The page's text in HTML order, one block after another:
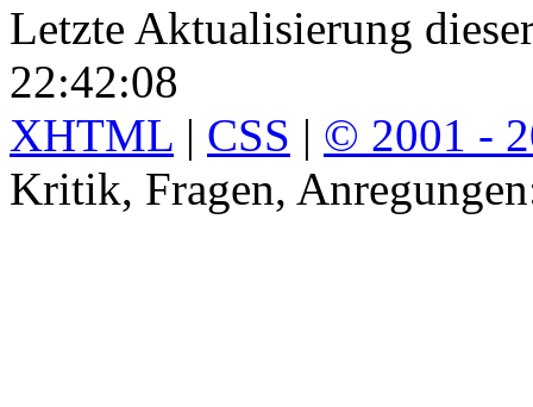
Letzte Aktualisierung
22:42:08
XHTML | CSS | © 2001 -
Kritik, Fragen,